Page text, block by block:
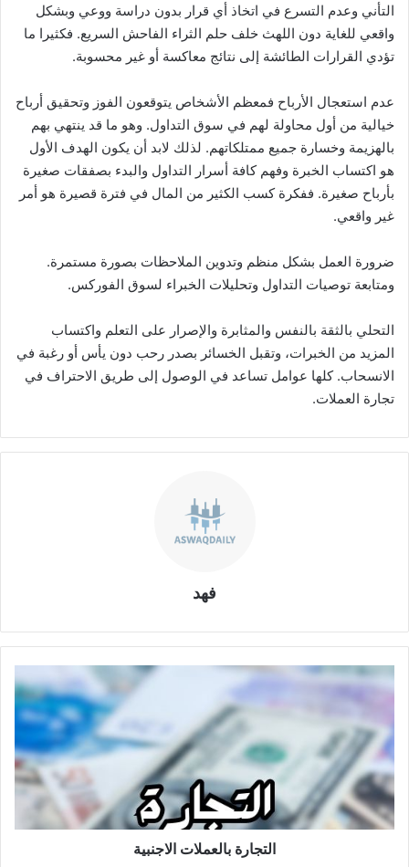
التأني وعدم التسرع في اتخاذ أي قرار بدون دراسة ووعي وبشكل
واقعي للغاية دون اللهث خلف حلم الثراء الفاحش السريع. فكثيرا ما
تؤدي القرارات الطائشة إلى نتائج معاكسة أو غير محسوبة.
عدم استعجال الأرباح فمعظم الأشخاص يتوقعون الفوز وتحقيق أرباح
خيالية من أول محاولة لهم في سوق التداول. وهو ما قد ينتهي بهم
بالهزيمة وخسارة جميع ممتلكاتهم. لذلك لابد أن يكون الهدف الأول
هو اكتساب الخبرة وفهم كافة أسرار التداول والبدء بصفقات صغيرة
بأرباح صغيرة. ففكرة كسب الكثير من المال في فترة قصيرة هو أمر
غير واقعي.
ضرورة العمل بشكل منظم وتدوين الملاحظات بصورة مستمرة.
ومتابعة توصيات التداول وتحليلات الخبراء لسوق الفوركس.
التحلي بالثقة بالنفس والمثابرة والإصرار على التعلم واكتساب
المزيد من الخبرات، وتقبل الخسائر بصدر رحب دون يأس أو رغبة في
الانسحاب. كلها عوامل تساعد في الوصول إلى طريق الاحتراف في
تجارة العملات.
فهد
ل
ر
ة
ب
ا
التجارة بالعملات الاجنبية